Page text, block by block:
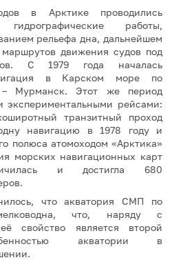
в Арктике проводились
гидрографические работы,
рельефа дна, дальнейшем
движения судов под
С 1979 года началась
в Карском море по
Мурманск. Этот же период
экспериментальными рейсами:
транзитный проход
навигацию в 1978 году и
полюса атомоходом «Арктика»
морских навигационных карт
и достигла 680
что акватория СМП по
что, наряду с
свойство является второй
акватории в